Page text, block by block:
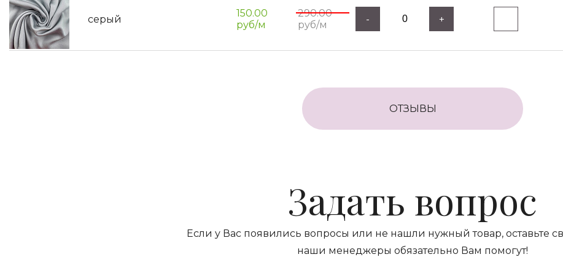
серый
150.00
руб/м
290.00
руб/м
- +
ОТЗЫВЫ
Задать вопрос
Если у Вас появились вопросы или не нашли нужный товар, оставьте
наши менеджеры обязательно Вам помогут!